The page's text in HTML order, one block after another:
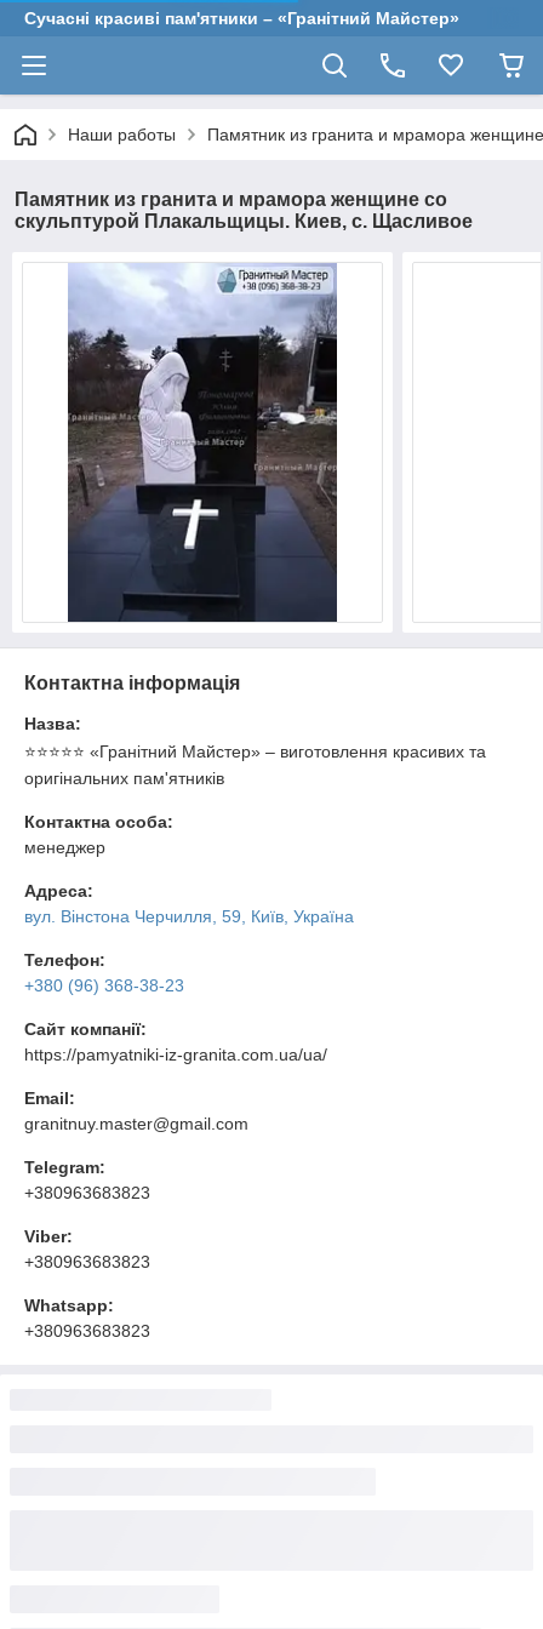
Сучасні красиві пам'ятники – «Гранітний Майстер»
Наши работы Памятник из гранита и мрамора
Памятник из гранита и мрамора женщине со
скульптурой Плакальщицы. Киев, с. Щасливое
Контактна інформація
Назва:
⭐⭐⭐⭐⭐ «Гранітний Майстер» – виготовлення красивих та
оригінальних пам'ятників
Контактна особа:
менеджер
Адреса:
вул. Вінстона Черчилля, 59, Київ, Україна
Телефон:
+380 (96) 368-38-23
Сайт компанії:
https://pamyatniki-iz-granita.com.ua/ua/
Email:
granitnuy.master@gmail.com
Telegram:
+380963683823
Viber:
+380963683823
Whatsapp:
+380963683823